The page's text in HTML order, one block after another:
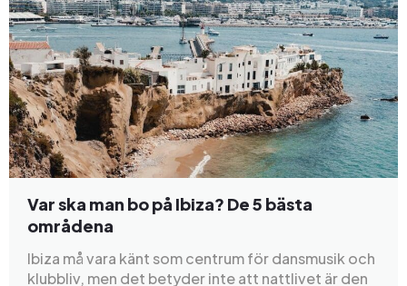
Var ska man bo på Ibiza? De 5 bästa
områdena
Ibiza må vara känt som centrum för dansmusik och
klubbliv, men det betyder inte att nattlivet är den